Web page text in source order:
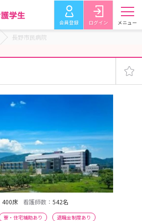
会員登録 ログイン メニュー
長野市民病院
400床 看護師数： 542名
寮・住宅補助あり
退職金制度あり